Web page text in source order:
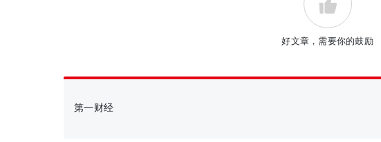
好文章，需要你的鼓励
第一财经